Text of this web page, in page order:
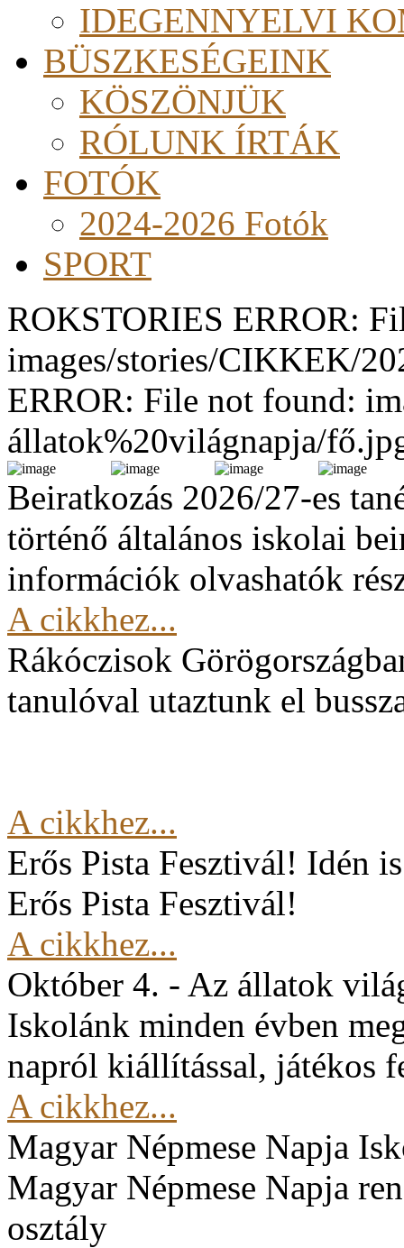
IDEGENNYELVI
BÜSZKESÉGEINK
KÖSZÖNJÜK
RÓLUNK ÍRTÁK
FOTÓK
2024-2026 Fotók
SPORT
ROKSTORIES ERROR:
images/stories/CIKKEK/
ERROR: File not found:
állatok%20világnapja/
Beiratkozás 2026/27-es
történő általános iskolai
információk olvashatók
A cikkhez...
Rákóczisok
tanulóval utaztunk el
A cikkhez...
Erős Pista Fesztivál! Idén
Erős Pista Fesztivál!
A cikkhez...
Október 4. - Az állatok
Iskolánk minden évben
napról kiállítással, játékos
A cikkhez...
Magyar Népmese Napja
Magyar Népmese Napja
osztály